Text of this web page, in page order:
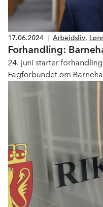
17.06.2024 Arbeidsliv,
Forhandling:
24. juni starter
Fagforbundet om